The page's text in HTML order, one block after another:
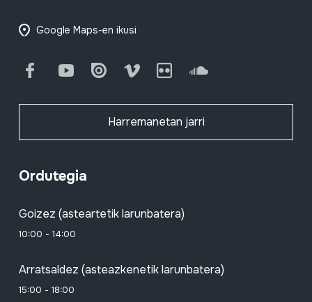
Google Maps-en ikusi
FacebookYoutube Issuu Vimeo Flickr SoundCloud
Harremanetan jarri
Ordutegia
Goizez (asteartetik larunbatera)
10:00 - 14:00
Arratsaldez (asteazkenetik larunbatera)
15:00 - 18:00